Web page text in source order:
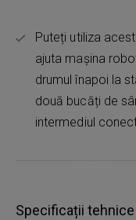
Puteți utiliza
ajuta mașina
drumul înapoi la
două bucăți de
intermediul
Specificații tehnice